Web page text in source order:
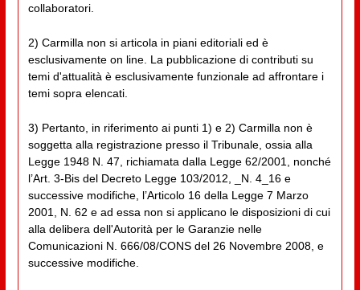
collaboratori.
2) Carmilla non si articola in piani editoriali ed è
esclusivamente on line. La pubblicazione di contributi su
temi d'attualità è esclusivamente funzionale ad affrontare i
temi sopra elencati.
3) Pertanto, in riferimento ai punti 1) e 2) Carmilla non è
soggetta alla registrazione presso il Tribunale, ossia alla
Legge 1948 N. 47, richiamata dalla Legge 62/2001, nonché
l’Art. 3-Bis del Decreto Legge 103/2012, _N. 4_16 e
successive modifiche, l’Articolo 16 della Legge 7 Marzo
2001, N. 62 e ad essa non si applicano le disposizioni di cui
alla delibera dell'Autorità per le Garanzie nelle
Comunicazioni N. 666/08/CONS del 26 Novembre 2008, e
successive modifiche.